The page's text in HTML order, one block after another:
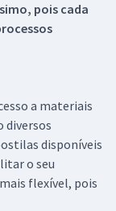
pois cada
a materiais
diversos
disponíveis
o seu
flexível, pois